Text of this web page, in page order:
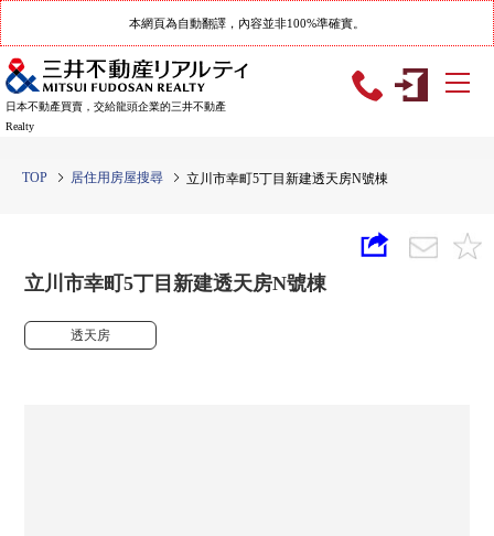
本網頁為自動翻譯，內容並非100%準確實。
日本不動產買賣，交給龍頭企業的三井不動產
Realty
TOP 居住用房屋搜尋 立川市幸町5丁目新建透天房N號棟
立川市幸町5丁目新建透天房N號棟
透天房